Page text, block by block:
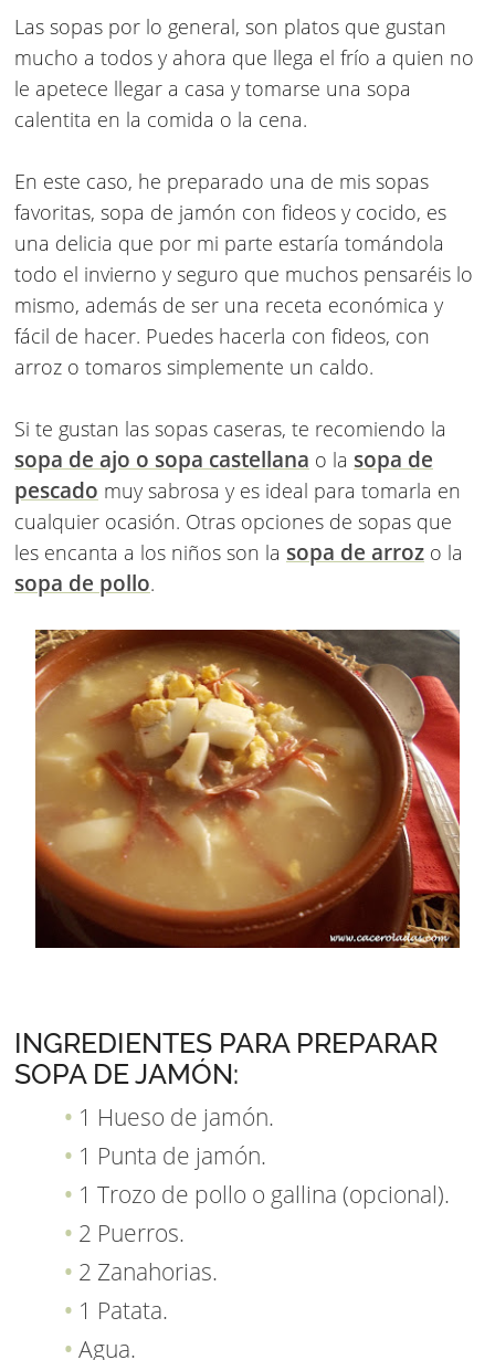
Las sopas por lo general, son platos que gustan
mucho a todos y ahora que llega el frío a quien no
le apetece llegar a casa y tomarse una sopa
calentita en la comida o la cena.
En este caso, he preparado una de mis sopas
favoritas, sopa de jamón con fideos y cocido, es
una delicia que por mi parte estaría tomándola
todo el invierno y seguro que muchos pensaréis lo
mismo, además de ser una receta económica y
fácil de hacer. Puedes hacerla con fideos, con
arroz o tomaros simplemente un caldo.
Si te gustan las sopas caseras, te recomiendo la
sopa de ajo o sopa castellana o la sopa de
pescado muy sabrosa y es ideal para tomarla en
cualquier ocasión. Otras opciones de sopas que
les encanta a los niños son la sopa de arroz o la
sopa de pollo.
INGREDIENTES PARA PREPARAR
SOPA DE JAMÓN:
1 Hueso de jamón.
1 Punta de jamón.
1 Trozo de pollo o gallina (opcional).
2 Puerros.
2 Zanahorias.
1 Patata.
Agua.